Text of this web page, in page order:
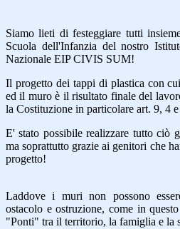
Siamo lieti di festeggiare tutti
Scuola dell'Infanzia del nostro
Nazionale EIP CIVIS SUM!
Il progetto dei tappi di plastica con
ed il muro è il risultato finale del
la Costituzione in particolare art. 9, 4
E' stato possibile realizzare tutto ciò
ma soprattutto grazie ai genitori che
progetto!
Laddove i muri non possono
ostacolo e ostruzione, come in
"Ponti" tra il territorio, la famiglia e la